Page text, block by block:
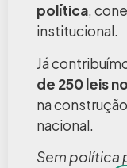
política,
institucional.
Já
de 250 leis
na
nacional.
Sem política